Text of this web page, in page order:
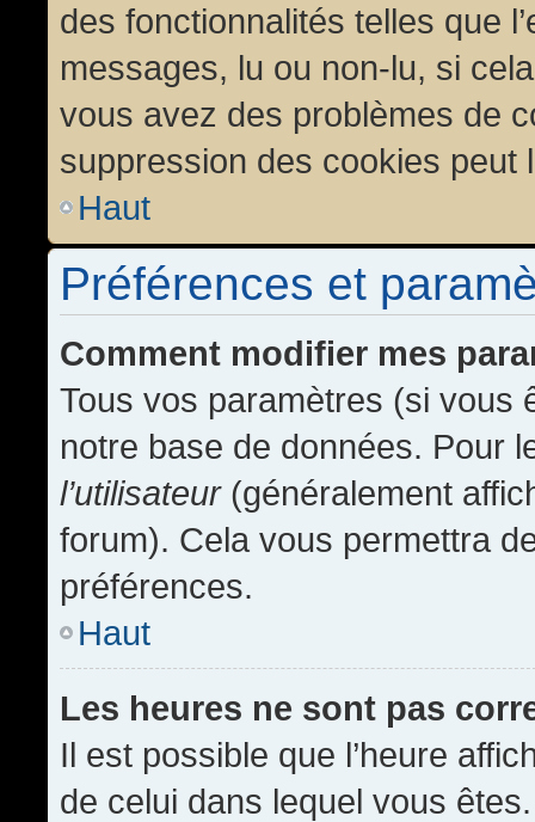
des fonctionnalités telles que
messages, lu ou non-lu, si
vous avez des problèmes de
suppression des cookies peut
Haut
Préférences et
Comment modifier mes
Tous vos paramètres (si vous
notre base de données. Pour
l’utilisateur(généralement
forum). Cela vous permettra
préférences.
Haut
Les heures ne sont pas
Il est possible que l’heure
de celui dans lequel vous